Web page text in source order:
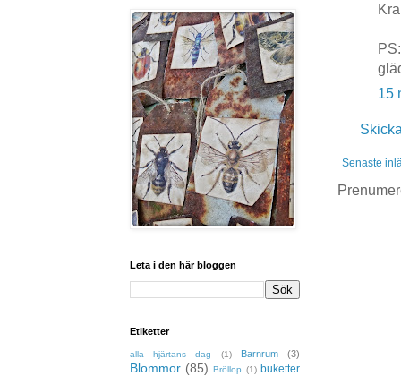
15
Senaste
Leta i den här bloggen
Etiketter
alla hjärtans dag (1) Barnrum (3)
Blommor (85) Bröllop (1) buketter